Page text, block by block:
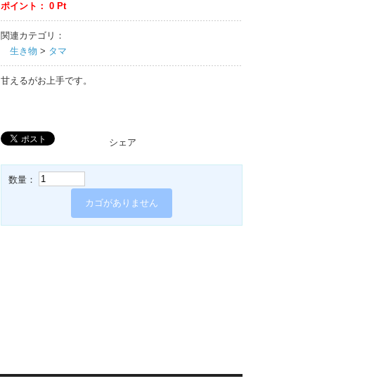
ポイント：0 Pt
関連カテゴリ：
生き物 > タマ
甘えるがお上手です。
シェア
数量：
カゴがありません